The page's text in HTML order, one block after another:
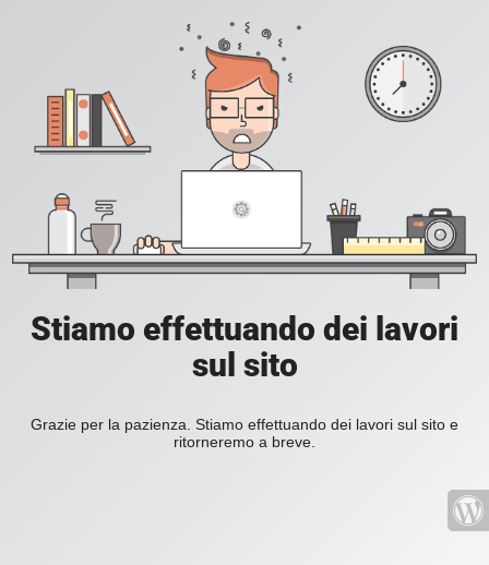
Stiamo effettuando dei lavori
sul sito
Grazie per la pazienza. Stiamo effettuando dei lavori sul sito e
ritorneremo a breve.